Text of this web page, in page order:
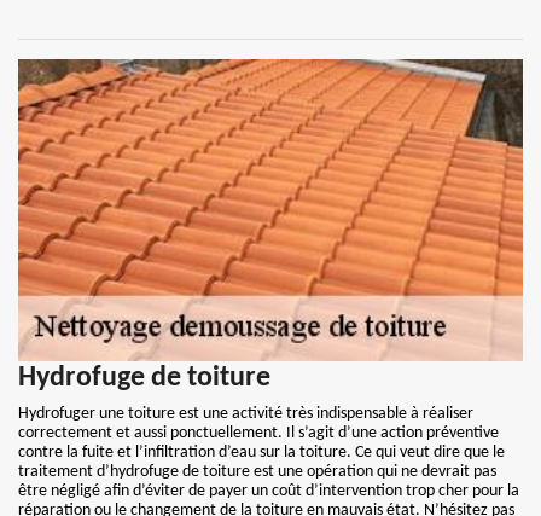
Hydrofuge de toiture
Hydrofuger une toiture est une activité très indispensable à réaliser
correctement et aussi ponctuellement. Il s’agit d’une action préventive
contre la fuite et l’infiltration d’eau sur la toiture. Ce qui veut dire que le
traitement d’hydrofuge de toiture est une opération qui ne devrait pas
être négligé afin d’éviter de payer un coût d’intervention trop cher pour la
réparation ou le changement de la toiture en mauvais état. N’hésitez pas